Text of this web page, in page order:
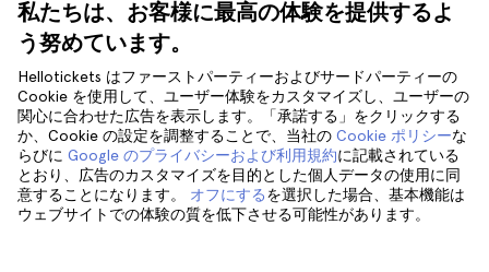
私たちは、お客様に最高の体験を提供するよ
う努めています。
Hellotickets はファーストパーティーおよびサードパーティーの
Cookie を使用して、ユーザー体験をカスタマイズし、ユーザーの
関心に合わせた広告を表示します。「承諾する」をクリックする
か、Cookie の設定を調整することで、当社の Cookie ポリシーな
らびに Google のプライバシーおよび利用規約に記載されている
とおり、広告のカスタマイズを目的とした個人データの使用に同
意することになります。 オフにするを選択した場合、基本機能は
ウェブサイトでの体験の質を低下させる可能性があります。
お客様の声
個人情報保護方針
利用規約
法律相談
cookie
ロンドン
クラクフ
テネリフェ
サポート
サポート
フォローしてください